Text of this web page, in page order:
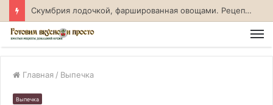
Скумбрия лодочкой, фаршированная овощами. Рецепт с фото
Главная / Выпечка
Выпечка